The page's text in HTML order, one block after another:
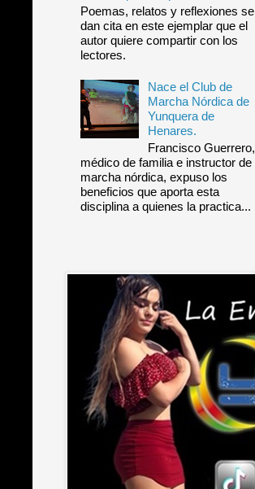
Poemas, relatos y reflexiones se
dan cita en este ejemplar que el
autor quiere compartir con los
lectores.
Nace el Club de
Marcha Nórdica de
Yunquera de
Henares.
Francisco Guerrero,
médico de familia e instructor de
marcha nórdica, expuso los
beneficios que aporta esta
disciplina a quienes la practica...